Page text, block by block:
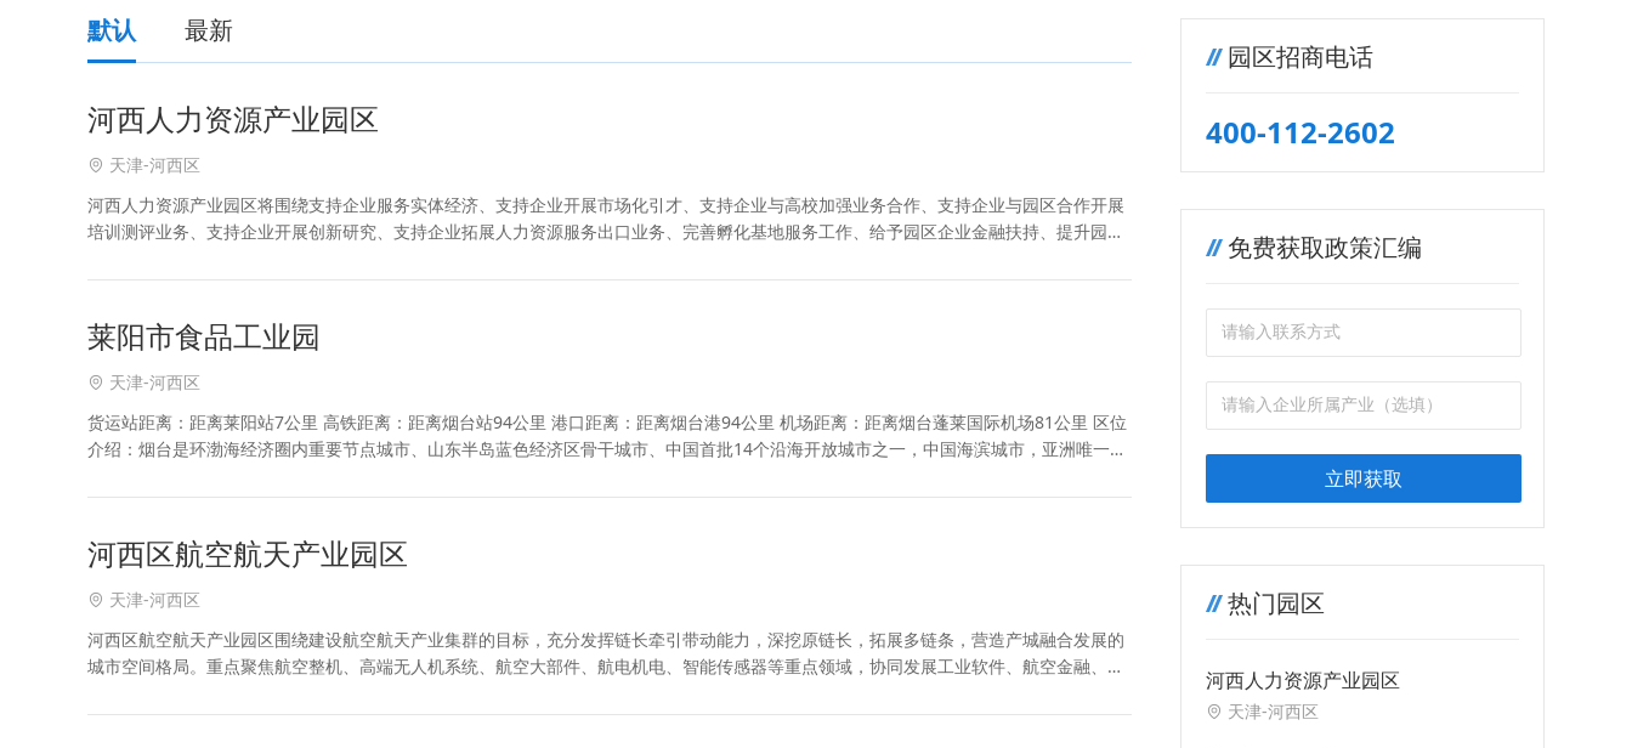
默认 最新
河西人力资源产业园区
天津-河西区
河西人力资源产业园区将围绕支持企业服务实体经济、支持企业开展市场化引才、支持企业与高校加强业务合作、支持企业与园区合作开展
培训测评业务、支持企业开展创新研究、支持企业拓展人力资源服务出口业务、完善孵化基地服务工作、给予园区企业金融扶持、提升园区
莱阳市食品工业园
天津-河西区
货运站距离：距离莱阳站7公里 高铁距离：距离烟台站94公里 港口距离：距离烟台港94公里 机场距离：距离烟台蓬莱国际机场81公里 区位
介绍：烟台是环渤海经济圈内重要节点城市、山东半岛蓝色经济区骨干城市、中国首批14个沿海开放城市之一，中国海滨城市，亚洲唯一的
河西区航空航天产业园区
天津-河西区
河西区航空航天产业园区围绕建设航空航天产业集群的目标，充分发挥链长牵引带动能力，深挖原链长，拓展多链条，营造产城融合发展的
城市空间格局。重点聚焦航空整机、高端无人机系统、航空大部件、航电机电、智能传感器等重点领域，协同发展工业软件、航空金融、数
园区招商电话
400-112-2602
免费获取政策汇编
立即获取
热门园区
河西人力资源产业园区
天津-河西区